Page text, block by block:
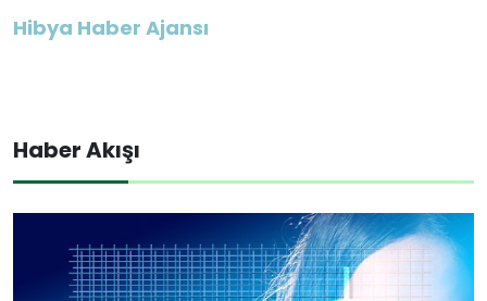
Hibya Haber Ajansı
Haber Akışı